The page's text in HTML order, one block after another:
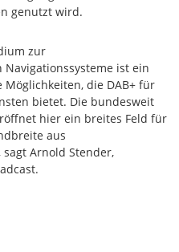
genutzt wird.
zur
ist ein
die DAB+ für
bietet. Die bundesweit
hier ein breites Feld für
aus
Arnold Stender,